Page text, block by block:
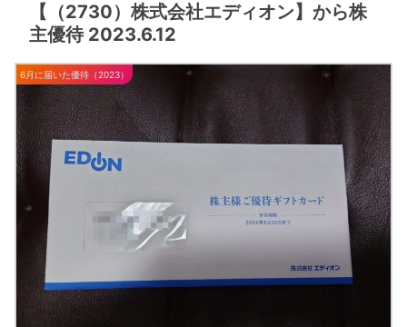
【（2730）株式会社エディオン】から株
主優待 2023.6.12
6月に届いた優待（2023）